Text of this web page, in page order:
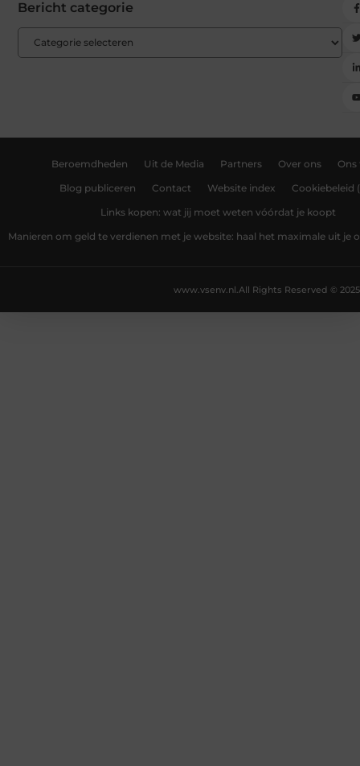
Bericht categorie
Beroemdheden Uit de Media Partners Over ons Ons
Blog publiceren Contact Website index Cookiebeleid
Links kopen: wat jij moet weten vóórdat je koopt
Manieren om geld te verdienen met je website: haal het maximale uit je
All Rights Reserved © 2025
www.vsenv.nl.